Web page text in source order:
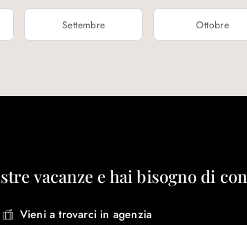
Settembre Ottobre
vacanze e hai bisogno di
Vieni a trovarci in agenzia